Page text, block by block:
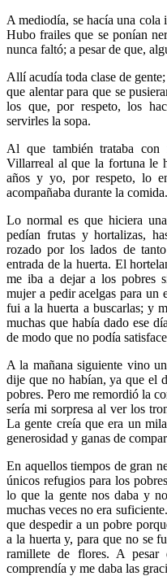
A mediodía, se hacía una cola
Hubo frailes que se ponían
nunca faltó; a pesar de que,
Allí acudía toda clase de
que alentar para que se
los que, por respeto, los
servirles la sopa.
Al que también trataba
Villarreal al que la fortuna le
años y yo, por respeto, lo
acompañaba durante la comida.
Lo normal es que hiciera
pedían frutas y hortalizas,
rozado por los lados de
entrada de la huerta. El
me iba a dejar a los pobres
mujer a pedir acelgas para un
fui a la huerta a buscarlas; y
muchas que había dado ese
de modo que no podía
A la mañana siguiente vino
dije que no habían, ya que el
pobres. Pero me remordió la
sería mi sorpresa al ver los
La gente creía que era un
generosidad y ganas de
En aquellos tiempos de gran
únicos refugios para los
lo que la gente nos daba y
muchas veces no era
que despedir a un pobre
a la huerta y, para que no se
ramillete de flores. A
comprendía y me daba las